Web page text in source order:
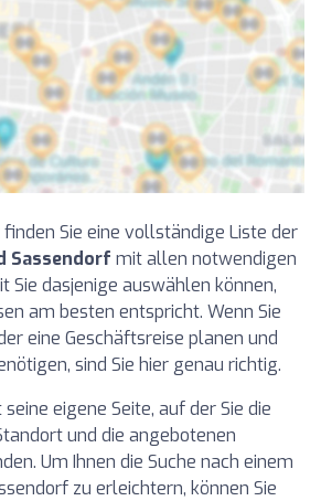
Sie eine vollständige Liste der
Sassendorf mit allen notwendigen
Sie dasjenige auswählen können,
am besten entspricht. Wenn Sie
eine Geschäftsreise planen und
sind Sie hier genau richtig.
eigene Seite, auf der Sie die
und die angebotenen
Um Ihnen die Suche nach einem
zu erleichtern, können Sie